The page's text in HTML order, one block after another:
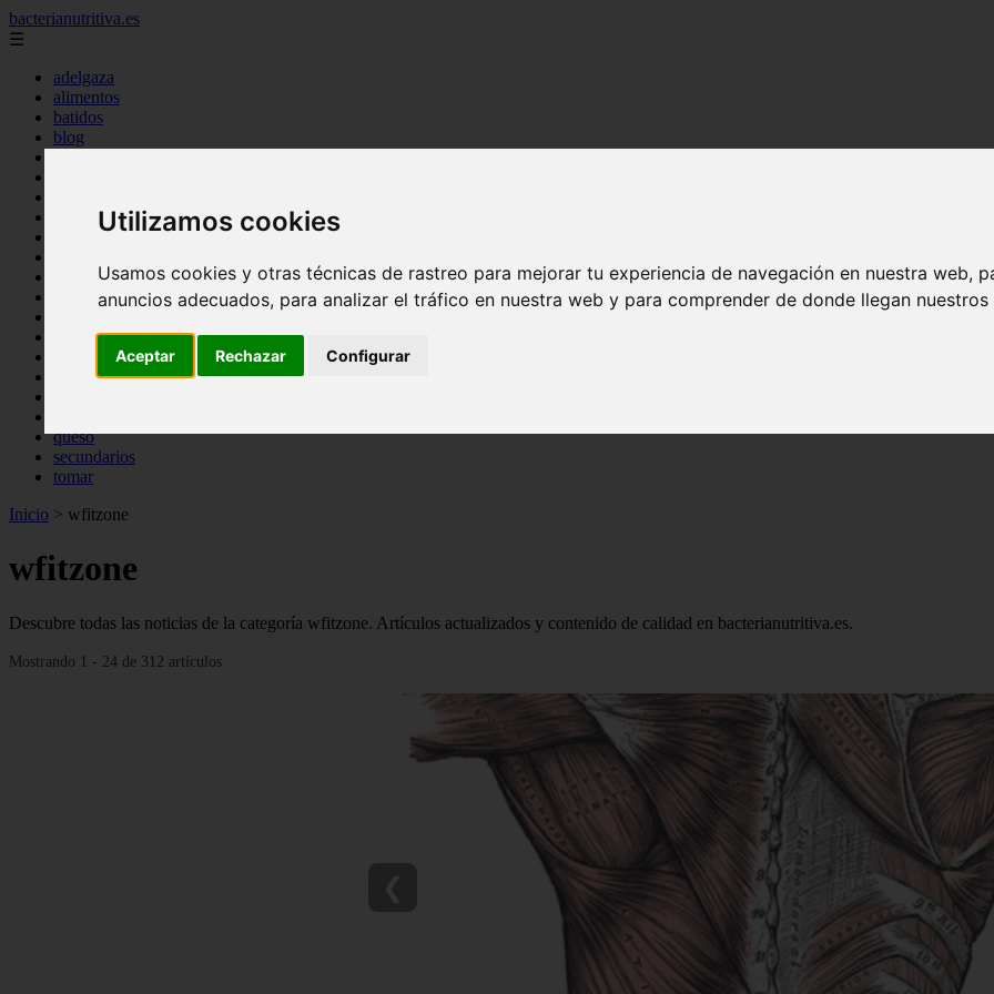
Utilizamos cookies
Usamos cookies y otras técnicas de rastreo para mejorar tu experiencia de navegación en nuestra web,
anuncios adecuados, para analizar el tráfico en nuestra web y para comprender de donde llegan
Aceptar Rechazar Configurar
bacterianutritiva.es
☰
adelgaza
alimentos
batidos
blog
cuantos
ejercicio
engorda
gluten
magnesio
queso
secundarios
tomar
Inicio > wfitzone
wfitzone
Descubre todas las noticias de la categoría wfitzone. Artículos actualizados y contenido de calidad en bacterianutritiva.es.
Mostrando 1 - 24 de 312 artículos